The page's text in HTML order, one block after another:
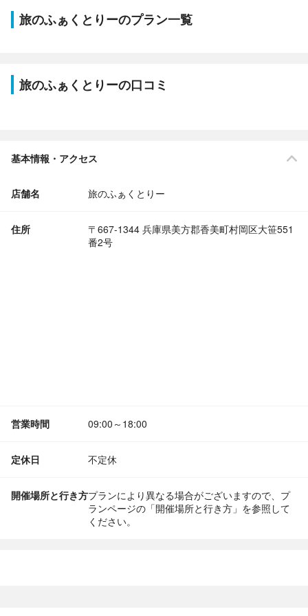
旅のふぁくとりーのプラン一覧
旅のふぁくとりーの口コミ
基本情報・アクセス
店舗名 旅のふぁくとりー
住所
〒667-1344 兵庫県美方郡香美町村岡区大笹551
番2号
営業時間 09:00～18:00
定休日 不定休
開催場所と行き方プランにより異なる場合がございますので、プ
ランページの「開催場所と行き方」を参照して
ください。